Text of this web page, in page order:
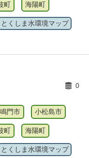
町 海陽町
とくしま水環境マップ
0
鳴門市 小松島市
町 海陽町
とくしま水環境マップ